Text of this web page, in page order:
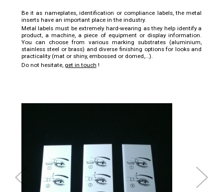
Be it as nameplates, identification or compliance labels, the metal
inserts have an important place in the industry.
Metal labels must be extremely hard-wearing as they help identify a
product, a machine, a piece of equipment or display information.
You can choose from various marking substrates (aluminium,
stainless steel or brass) and diverse finishing options for looks and
practicality (mat or shiny, embossed or domed,...).
Do not hesitate, get in touch !